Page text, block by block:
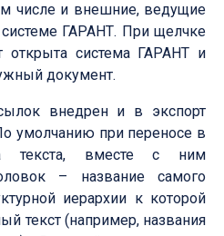
числе и внешние, ведущие
ГАРАНТ. При щелчке
открыта система ГАРАНТ и
документ.
внедрен и в экспорт
умолчанию при переносе в
текста, вместе с ним
– название самого
иерархии к которой
текст (например, названия